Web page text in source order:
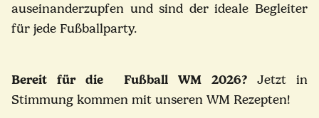
auseinanderzupfen und sind der ideale Begleiter
für jede Fußballparty.
Bereit für die Fußball WM 2026?Jetzt in
Stimmung kommen mit unseren WM Rezepten!